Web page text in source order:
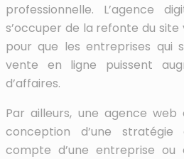
professionnelle. L’agence
s’occuper de la refonte du
pour que les entreprises qui
vente en ligne puissent
d’affaires.
Par ailleurs, une agence
conception d’une
compte d’une entreprise ou